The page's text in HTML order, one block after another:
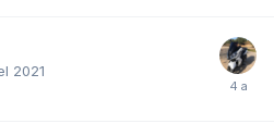
2021